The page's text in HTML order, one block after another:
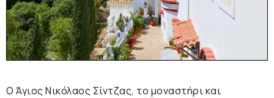
Ο Άγιος Νικόλαος Σίντζας, το μοναστήρι και